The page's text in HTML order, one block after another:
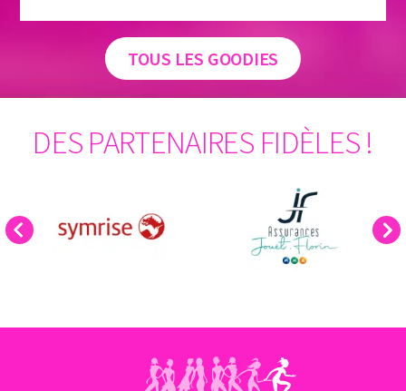
TOUS LES GOODIES
DES PARTENAIRES FIDÈLES !
Previous Next